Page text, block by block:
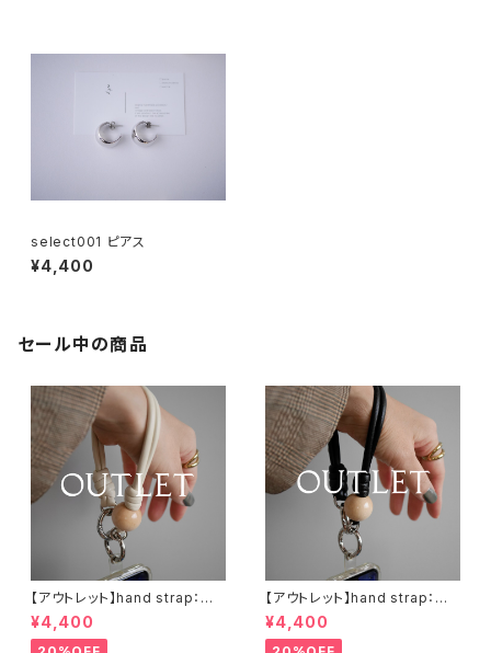
select001 ピアス
¥4,400
セール中の商品
【アウトレット】hand strap：ウッ
ド（M)× 1 ナチュラル / アイボリ
ー
¥4,400
【アウトレット】hand strap：ウッ
ド（M)× 1 ナチュラル / ブラック
¥4,400